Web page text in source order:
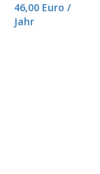
46,00 Euro /
Jahr